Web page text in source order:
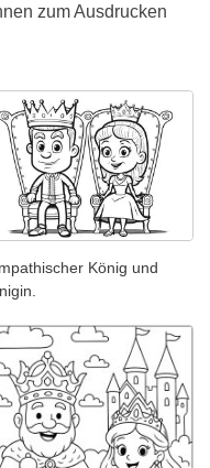
zum Ausdrucken
König und